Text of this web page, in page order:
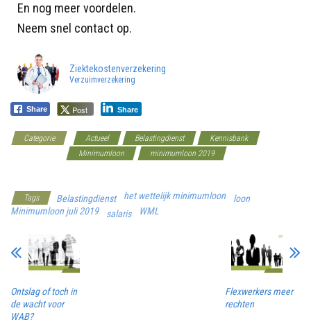
En nog meer voordelen.
Neem snel contact op.
Ziektekostenverzekering
Verzuimverzekering
Share Post Share
Categorie Actueel Belastingdienst
Kennisbank
Minimumloon
minimumloon 2019
Tags Belastingdienst het wettelijk minimumloon
loon
Minimumloon juli 2019
salaris WML
Ontslag of toch in
de wacht voor
WAB?
Flexwerkers meer
rechten